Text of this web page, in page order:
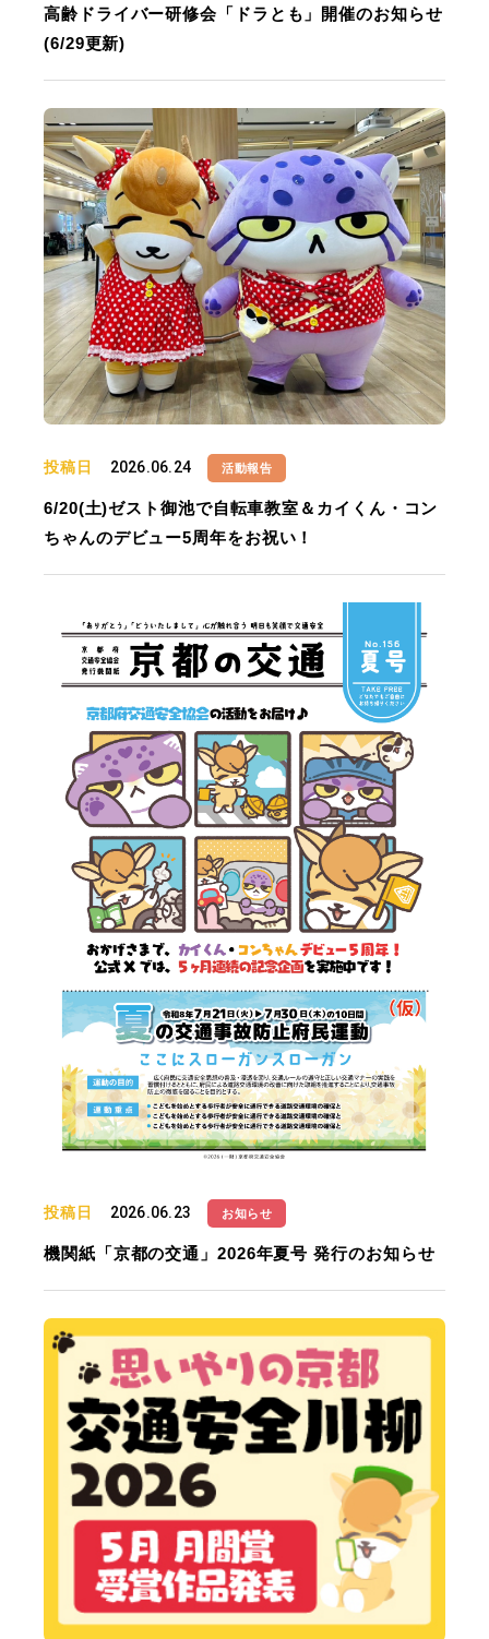
高齢ドライバー研修会「ドラとも」開催のお知らせ
(6/29更新)
投稿日 2026.06.24 活動報告
6/20(土)ゼスト御池で自転車教室＆カイくん・コン
ちゃんのデビュー5周年をお祝い！
投稿日 2026.06.23 お知らせ
機関紙「京都の交通」2026年夏号 発行のお知らせ